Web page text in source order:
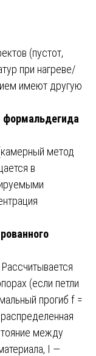
(пустот,
при нагреве/
имеют другую
формальдегида
метод
в
Рассчитывается
(если петли
прогиб f =
между
I —